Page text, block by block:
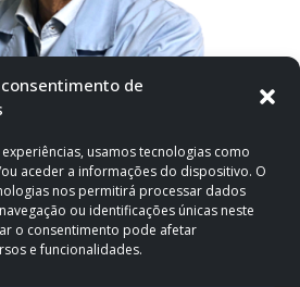
de
usamos tecnologias como
aceder a informações do dispositivo. O
nos permitirá processar dados
ou identificações únicas neste
o consentimento pode afetar
e funcionalidades.
Goes Pinheiro